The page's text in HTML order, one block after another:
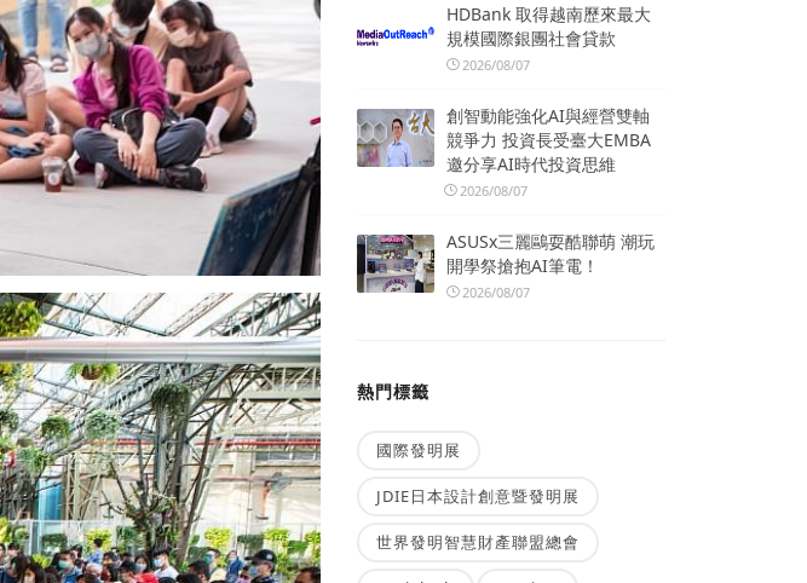
HDBank 取得越南歷來最大
規模國際銀團社會貸款
2026/08/07
創智動能強化AI與經營雙軸
競爭力 投資長受臺大EMBA
邀分享AI時代投資思維
2026/08/07
ASUSx三麗鷗耍酷聯萌 潮玩
開學祭搶抱AI筆電！
2026/08/07
熱門標籤
國際發明展
JDIE日本設計創意暨發明展
世界發明智慧財產聯盟總會